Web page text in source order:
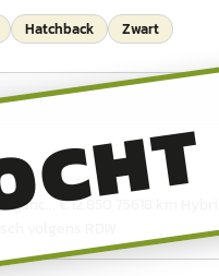
Hatchback Zwart
€ 12.850 75618 km
volgens RDW.